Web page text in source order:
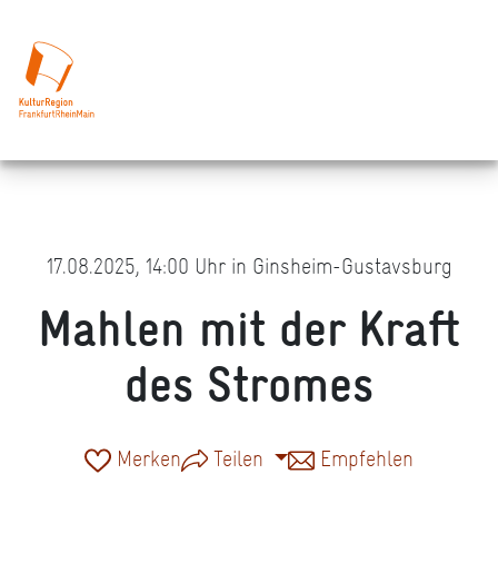
17.08.2025, 14:00 Uhr in Ginsheim-Gustavsburg
Mahlen mit der Kraft
des Stromes
Merken Teilen Empfehlen